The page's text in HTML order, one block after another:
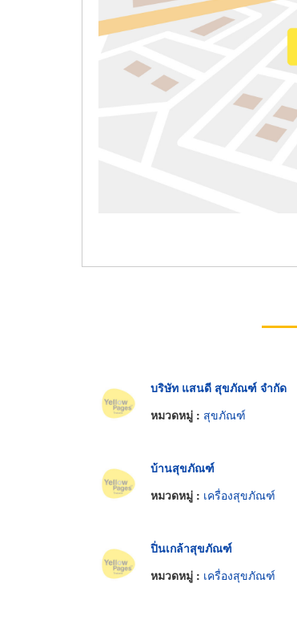
บริษัท แสนดี สุขภัณฑ์ จำกัด
หมวดหมู่ : สุขภัณฑ์
บ้านสุขภัณฑ์
หมวดหมู่ : เครื่องสุขภัณฑ์
ปิ่นเกล้าสุขภัณฑ์
หมวดหมู่ : เครื่องสุขภัณฑ์